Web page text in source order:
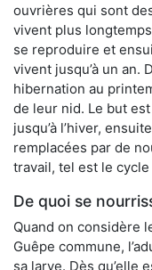
ouvrières qui sont
vivent plus
se reproduire et
vivent jusqu’à un an.
hibernation au
de leur nid. Le but
jusqu’à l’hiver,
remplacées par de
travail, tel est le cycle
De quoi se
Quand on considère
Guêpe commune,
sa larve. Dès qu’elle